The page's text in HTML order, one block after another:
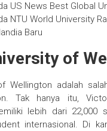
US News Best Global
NTU World University
Baru
of
Wellington adalah
Tak hanya itu,
lebih dari 22,000
internasional. Di